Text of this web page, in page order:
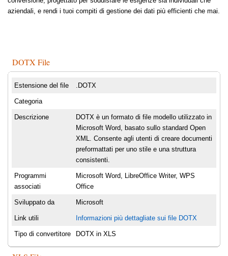
aziendali, e rendi i tuoi compiti di gestione dei dati più efficienti che mai.
DOTX File
Estensione del file .DOTX
Categoria
Descrizione
DOTX è un formato di file modello utilizzato in
Microsoft Word, basato sullo standard Open
XML. Consente agli utenti di creare documenti
preformattati per uno stile e una struttura
consistenti.
Programmi
associati
Microsoft Word, LibreOffice Writer, WPS
Office
Sviluppato da Microsoft
Link utili Informazioni più dettagliate sui file DOTX
Tipo di convertitore DOTX in XLS